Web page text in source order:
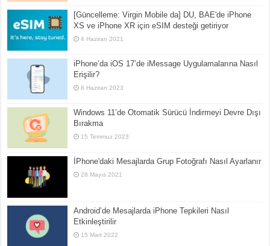
[Güncelleme: Virgin Mobile da] DU, BAE'de iPhone
XS ve iPhone XR için eSIM desteği getiriyor
4 Haziran 2021
iPhone’da iOS 17’de iMessage Uygulamalarına Nasıl
Erişilir?
8 Haziran 2023
Windows 11’de Otomatik Sürücü İndirmeyi Devre Dışı
Bırakma
15 Temmuz 2023
İPhone'daki Mesajlarda Grup Fotoğrafı Nasıl Ayarlanır
28 Mayıs 2021
Android’de Mesajlarda iPhone Tepkileri Nasıl
Etkinleştirilir
15 Mart 2022